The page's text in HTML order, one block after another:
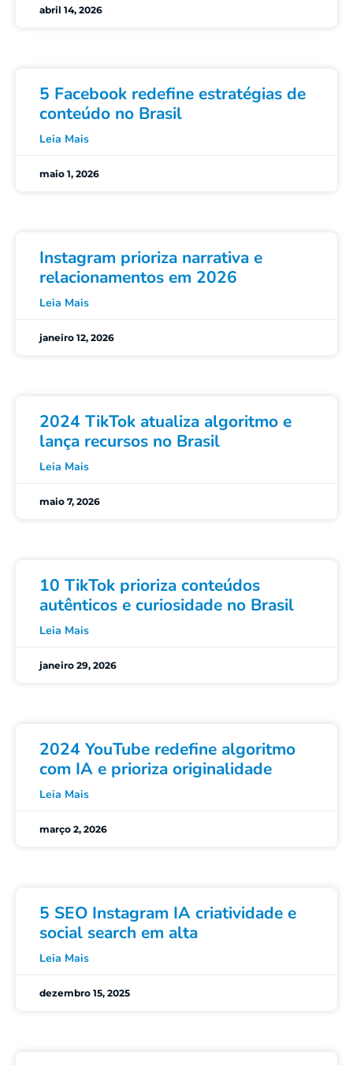
abril 14, 2026
5 Facebook redefine estratégias de
conteúdo no Brasil
Leia Mais
maio 1, 2026
Instagram prioriza narrativa e
relacionamentos em 2026
Leia Mais
janeiro 12, 2026
2024 TikTok atualiza algoritmo e
lança recursos no Brasil
Leia Mais
maio 7, 2026
10 TikTok prioriza conteúdos
autênticos e curiosidade no Brasil
Leia Mais
janeiro 29, 2026
2024 YouTube redefine algoritmo
com IA e prioriza originalidade
Leia Mais
março 2, 2026
5 SEO Instagram IA criatividade e
social search em alta
Leia Mais
dezembro 15, 2025